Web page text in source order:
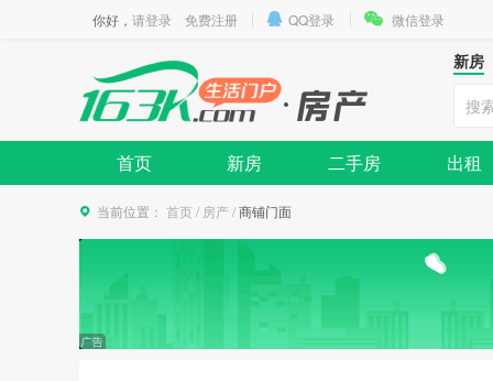
你好， 请登录 免费注册 QQ登录 微信登录
新房
首页 新房 二手房 出租
当前位置： 首页 / 房产/商铺门面